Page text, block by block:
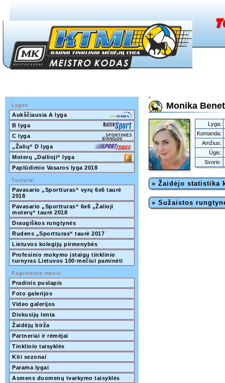
Lygos
Aukščiausia A lyga
B lyga
C lyga
„Žalių“ D lyga
Moterų „Dailioji“ lyga
Paplūdimio Vasaros lyga 2018
Turnyrai
Pavasario „Sportturas“ vyrų 6x6 taurė
2018
Pavasario „Sportturas“ 6x6 „Žalioji
moterų“ taurė 2018
Draugiškos rungtynės
Rudens „Sportturas“ taurė 2017
Lietuvos kolegijų pirmenybės
Profesinio mokymo įstaigų tinklinio
turnyras Lietuvos 100-mečiui paminėti
Pagrindinis meniu
Pradinis puslapis
Foto galerijos
Video galerijos
Diskusijų lenta
Žaidėjų birža
Partneriai ir rėmėjai
Tinklinio taisyklės
Kiti sezonai
Parama lygai
Asmens duomenų tvarkymo taisyklės
Monika
Lyga:
Komanda:
Amžius:
Ūgis:
Svoris:
» Žaidėjo statistika
» Sužaistos